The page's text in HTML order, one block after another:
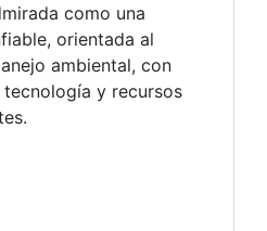
como una
orientada al
ambiental, con
y recursos